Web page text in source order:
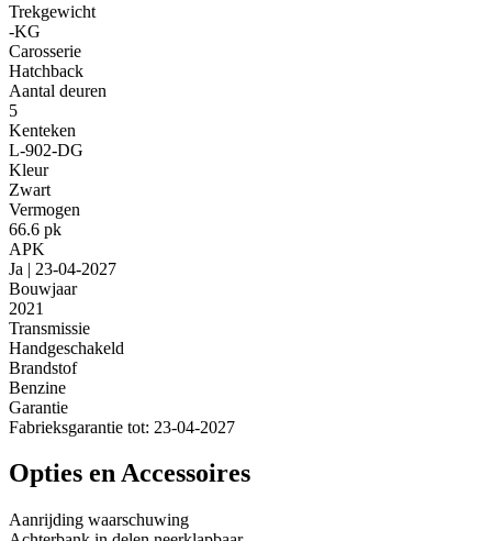
Trekgewicht
-KG
Carosserie
Hatchback
Aantal deuren
5
Kenteken
L-902-DG
Kleur
Zwart
Vermogen
66.6 pk
APK
Ja | 23-04-2027
Bouwjaar
2021
Transmissie
Handgeschakeld
Brandstof
Benzine
Garantie
Fabrieksgarantie tot: 23-04-2027
Opties en Accessoires
Aanrijding waarschuwing